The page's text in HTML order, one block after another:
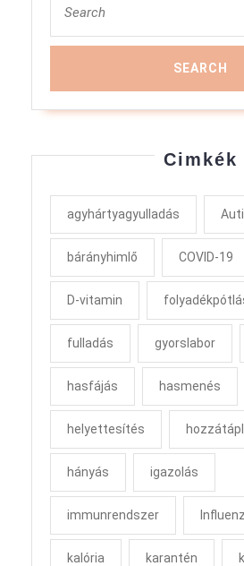
for:
Cimkék
agyhártyagyulladás
bárányhimlő COVID-19
D-vitamin
fulladás gyorslabor
hasfájás hasmenés
helyettesítés
hányás igazolás
immunrendszer
kalória karantén